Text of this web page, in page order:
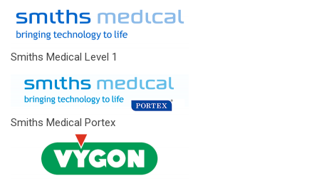
Smiths Medical Level 1
Smiths Medical Portex